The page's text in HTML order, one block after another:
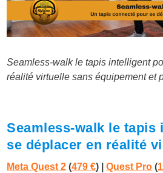
Seamless-walk le tapis intelligent
réalité virtuelle sans équipement et
Seamless-walk le tapis
se déplacer en réalité
Meta Quest 2 (479 €) |Quest Pro (